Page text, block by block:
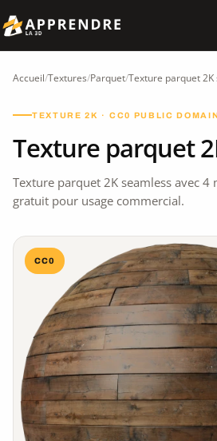
Accueil/Textures/Parquet/Texture parquet 2K
TEXTURE 2K · CC0 PUBLIC DOMAIN
Texture parquet
Texture parquet 2K seamless avec 4
gratuit pour usage commercial.
CC0